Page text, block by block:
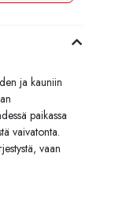
ja kauniin
paikassa
vaivatonta.
vaan